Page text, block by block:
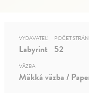
VYDAVATEĽ
Labyrint
POČET STRÁN
52
VÄZBA
Mäkká väzba /